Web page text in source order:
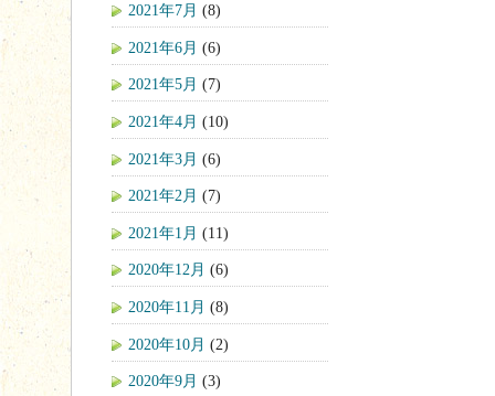
2021年7月 (8)
2021年6月 (6)
2021年5月 (7)
2021年4月 (10)
2021年3月 (6)
2021年2月 (7)
2021年1月 (11)
2020年12月 (6)
2020年11月 (8)
2020年10月 (2)
2020年9月 (3)